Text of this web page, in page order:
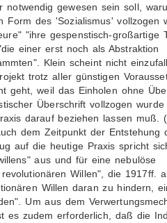
notwendig gewesen sein soll,
Form des 'Sozialismus' vollzogen
"ihre gespenstisch-großartige
einer erst noch als Abstraktion
Klein scheint nicht
trotz aller günstigen
geht, weil das Einholen ohne
Überschrift vollzogen
darauf beziehen lassen muß.
dem Zeitpunkt der Entstehung
auf die heutige Praxis spricht
aus und für eine nebulöse
Willen", die 1917ff.
Willen daran zu hindern,
Um aus dem
es zudem erforderlich, daß die